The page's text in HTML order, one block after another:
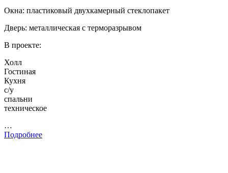
Окна: пластиковый двухкамерный стеклопакет
Дверь: металлическая с терморазрывом
В проекте:
Холл
Гостиная
Кухня
с/у
спальни
техническое
…
Подробнее